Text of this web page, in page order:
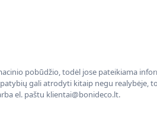
pobūdžio, todėl jose pateikiama
gali atrodyti kitaip negu realybėje,
el. paštu klientai@bonideco.lt.